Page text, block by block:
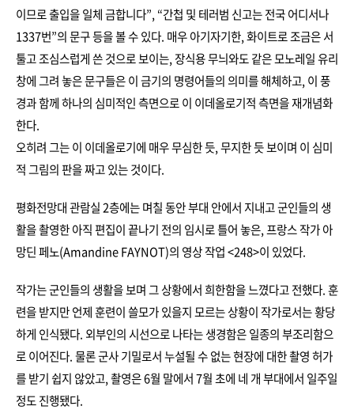
이므로 출입을 일체 금합니다”, “간첩 및 테러범 신고는 전국 어디서나
1337번”의 문구 등을 볼 수 있다. 매우 아기자기한, 화이트로 조금은 서
툴고 조심스럽게 쓴 것으로 보이는, 장식용 무늬와도 같은 모노레일 유리
창에 그려 놓은 문구들은 이 금기의 명령어들의 의미를 해체하고, 이 풍
경과 함께 하나의 심미적인 측면으로 이 이데올로기적 측면을 재개념화
한다.
오히려 그는 이 이데올로기에 매우 무심한 듯, 무지한 듯 보이며 이 심미
적 그림의 판을 짜고 있는 것이다.
평화전망대 관람실 2층에는 며칠 동안 부대 안에서 지내고 군인들의 생
활을 촬영한 아직 편집이 끝나기 전의 임시로 틀어 놓은, 프랑스 작가 아
망딘 페노(Amandine FAYNOT)의 영상 작업 <248>이 있었다.
작가는 군인들의 생활을 보며 그 상황에서 희한함을 느꼈다고 전했다. 훈
련을 받지만 언제 훈련이 쓸모가 있을지 모르는 상황이 작가로서는 황당
하게 인식됐다. 외부인의 시선으로 나타는 생경함은 일종의 부조리함으
로 이어진다. 물론 군사 기밀로서 누설될 수 없는 현장에 대한 촬영 허가
를 받기 쉽지 않았고, 촬영은 6월 말에서 7월 초에 네 개 부대에서 일주일
정도 진행됐다.